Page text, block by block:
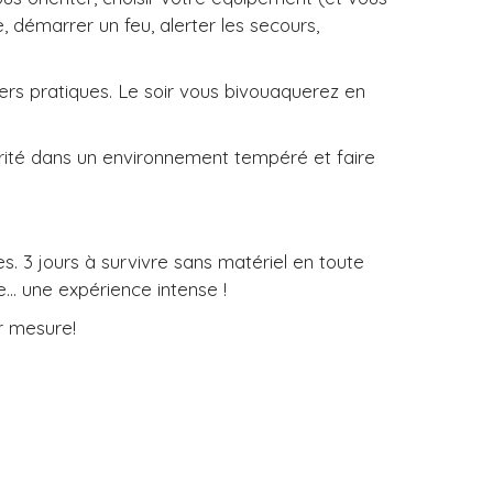
démarrer un feu, alerter les secours,
pratiques. Le soir vous bivouaquerez en
dans un environnement tempéré et faire
3 jours à survivre sans matériel en toute
une expérience intense !
mesure!